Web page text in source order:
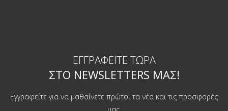
ΕΓΓΡΑΦΕΊΤΕ ΤΏΡΑ
ΣΤΟ NEWSLETTERS ΜΑΣ!
Εγγραφείτε για να μαθαίνετε πρώτοι τα νέα και τις προσφορές